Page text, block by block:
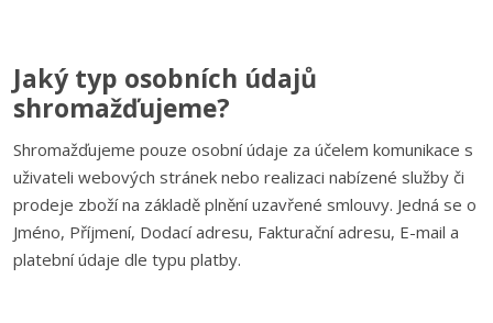
Jaký typ osobních údajů
shromažďujeme?
Shromažďujeme pouze osobní údaje za účelem komunikace s
uživateli webových stránek nebo realizaci nabízené služby či
prodeje zboží na základě plnění uzavřené smlouvy. Jedná se o
Jméno, Příjmení, Dodací adresu, Fakturační adresu, E-mail a
platební údaje dle typu platby.